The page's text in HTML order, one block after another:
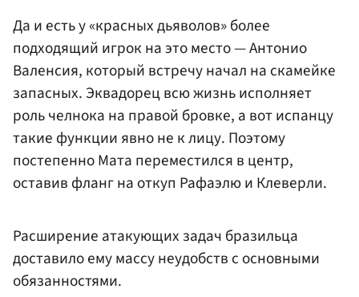
Да и есть у «красных дьяволов» более
подходящий игрок на это место — Антонио
Валенсия, который встречу начал на скамейке
запасных. Эквадорец всю жизнь исполняет
роль челнока на правой бровке, а вот испанцу
такие функции явно не к лицу. Поэтому
постепенно Мата переместился в центр,
оставив фланг на откуп Рафаэлю и Клеверли.
Расширение атакующих задач бразильца
доставило ему массу неудобств с основными
обязанностями.